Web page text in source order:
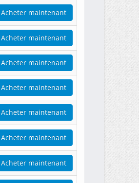
Acheter maintenant
Acheter maintenant
Acheter maintenant
Acheter maintenant
Acheter maintenant
Acheter maintenant
Acheter maintenant